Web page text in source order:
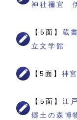
神社禰宜
【5面】蔵
立文学館
【5面】 神
【5面】江
郷土の森博